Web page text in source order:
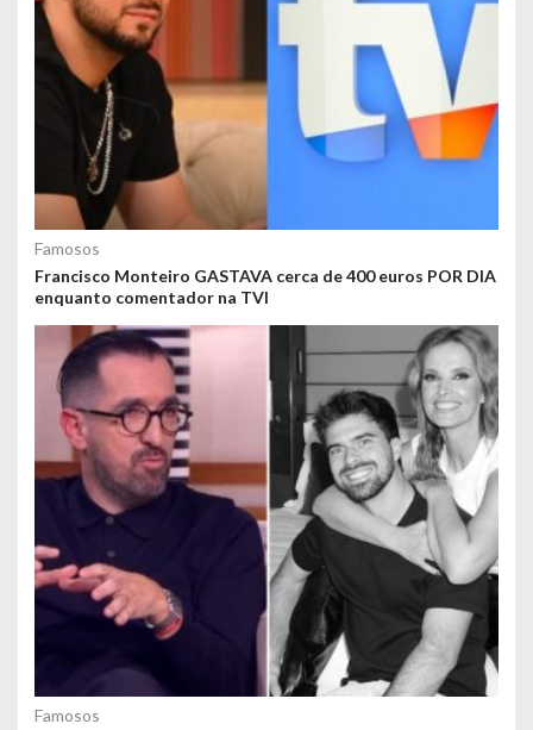
Famosos
Francisco Monteiro GASTAVA cerca de 400 euros POR DIA
enquanto comentador na TVI
Famosos